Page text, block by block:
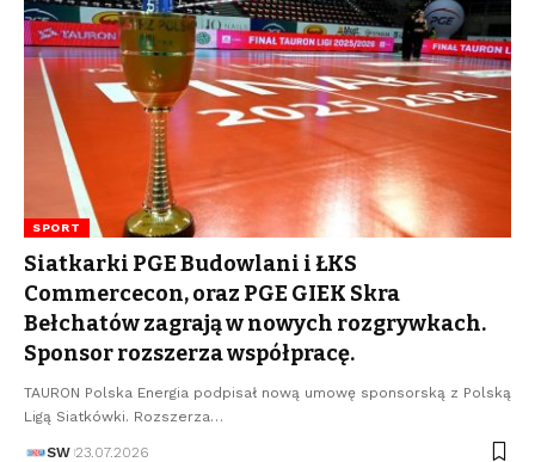
SPORT
Siatkarki PGE Budowlani i ŁKS
Commercecon, oraz PGE GIEK Skra
Bełchatów zagrają w nowych rozgrywkach.
Sponsor rozszerza współpracę.
TAURON Polska Energia podpisał nową umowę sponsorską z Polską
Ligą Siatkówki. Rozszerza…
SW 23.07.2026